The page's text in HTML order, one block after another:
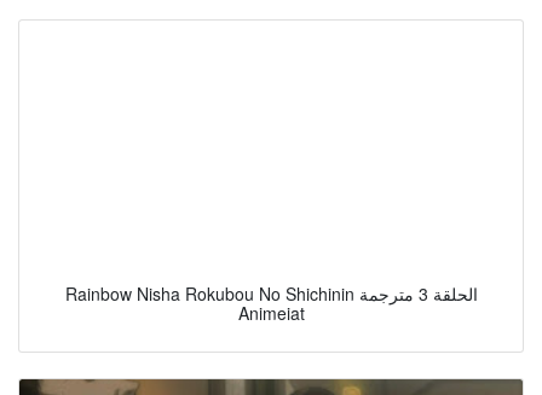
Rainbow Nisha Rokubou No Shichinin الحلقة 3 مترجمة
Animeiat